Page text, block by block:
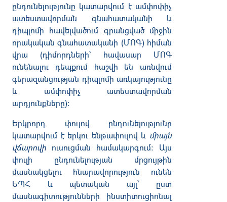
ընդունելությունը կատարվում է ամփոփիչ
ատեստավորման գնահատականի և
դիպլոմի հավելվածում գրանցված միջին
որակական գնահատականի (ՄՈԳ) հիման
վրա (դիմորդների՝ հավասար ՄՈԳ
ունենալու դեպքում հաշվի են առնվում
գերազանցության դիպլոմի առկայությունը
և ամփոփիչ ատեստավորման
արդյունքները):
Երկրորդ փուլով ընդունելությունը
կատարվում է երկու ենթափուլով և միայն
վճարովի ուսուցման համակարգում: Այս
փուլի ընդունելության մրցույթին
մասնակցելու հնարավորություն ունեն
ԵՊՀ և պետական այլ՝ ըստ
մասնագիտությունների ինստիտուցիոնալ